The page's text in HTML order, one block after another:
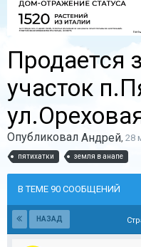
Продается
участок
Опубликовал Андрей, 28
пятихатки земля в анапе
В ТЕМЕ 90 СООБЩЕНИЙ
НАЗАД